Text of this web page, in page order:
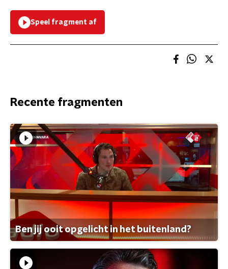
Speel fragment af
Recente fragmenten
Ben jij ooit opgelicht in het buitenland?